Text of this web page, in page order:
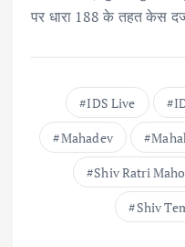
पर धारा 188 के तहत केस
IDS Live
Mahadev
Shiv Ratri
Shiv